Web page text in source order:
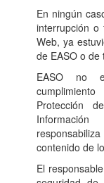
En ningún
interrupción
Web, ya
de EASO o de
EASO no
Protección
contenido de
El